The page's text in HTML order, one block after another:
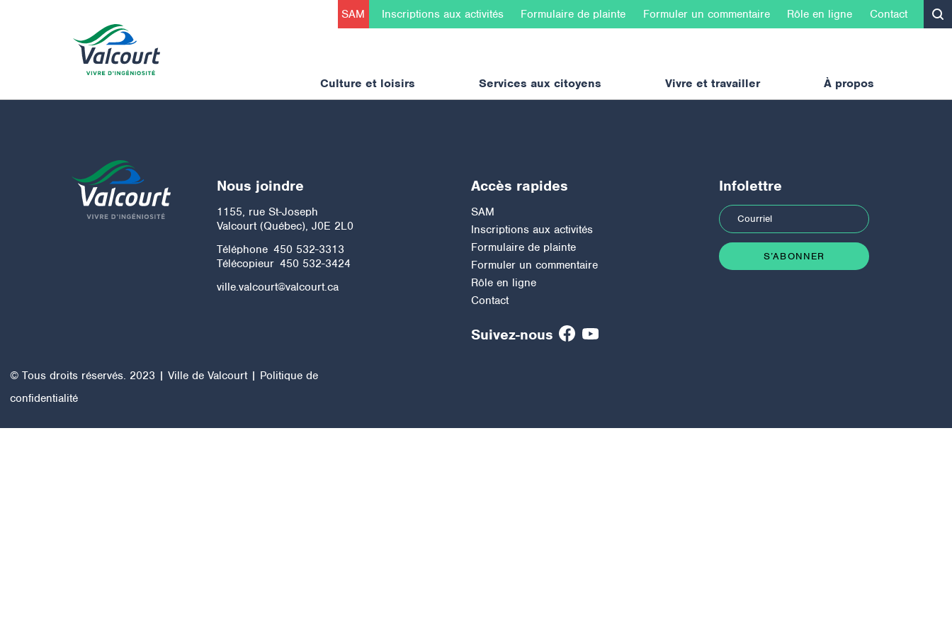
Culture et loisirs Services aux citoyens Vivre et travailler À propos
SAM Inscriptions aux activités Formulaire de plainte Formuler un commentaire Rôle en ligne Contact
Nous joindre
1155, rue St-Joseph
Valcourt (Québec), J0E 2L0
Téléphone 450 532-3313
Télécopieur 450 532-3424
ville.valcourt@valcourt.ca
Accès rapides
SAM
Inscriptions aux activités
Formulaire de plainte
Formuler un commentaire
Rôle en ligne
Contact
Suivez-nous
Infolettre
© Tous droits réservés. 2023 | Ville de Valcourt | Politique de
confidentialité